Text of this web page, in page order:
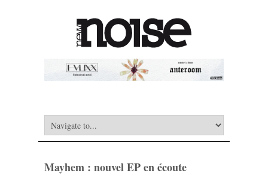
Mayhem : nouvel EP en écoute